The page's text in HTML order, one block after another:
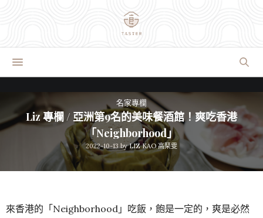
名家專欄
Liz 專欄 / 亞洲第9名的美味餐酒館！爽吃香港
「Neighborhood」
2022-10-13 by LIZ KAO 高琹雯
來香港的「Neighborhood」吃飯，飽是一定的，爽是必然